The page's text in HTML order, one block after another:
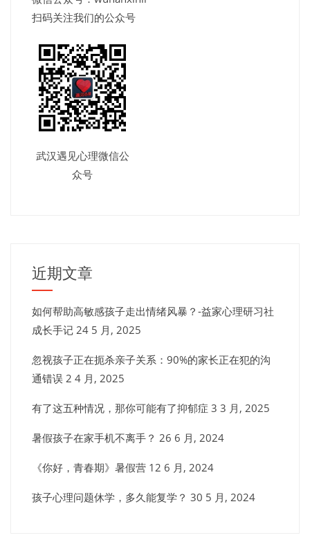
扫码关注我们的公众号
武汉遇见心理微信公
众号
近期文章
如何帮助高敏感孩子走出情绪风暴？-益家心理研习社
成长手记 24 5 月, 2025
忽视孩子正在扼杀亲子关系：90%的家长正在犯的沟
通错误 2 4 月, 2025
有了这五种情况，那你可能有了抑郁症 3 3 月, 2025
暑假孩子在家手机不离手？ 26 6 月, 2024
《你好，青春期》暑假营 12 6 月, 2024
孩子心理问题休学，多久能复学？ 30 5 月, 2024